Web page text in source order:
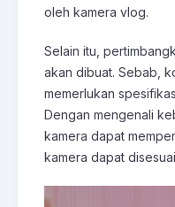
oleh kamera vlog.
Selain itu,
akan dibuat. Sebab,
memerlukan
Dengan mengenali
kamera dapat
kamera dapat